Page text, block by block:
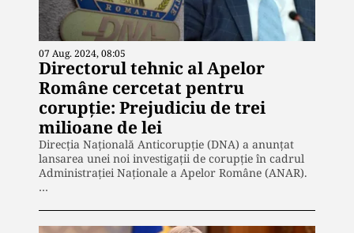
07 Aug. 2024, 08:05
Directorul tehnic al Apelor
Române cercetat pentru
corupție: Prejudiciu de trei
milioane de lei
Direcția Națională Anticorupție (DNA) a anunțat
lansarea unei noi investigații de corupție în cadrul
Administrației Naționale a Apelor Române (ANAR).
…